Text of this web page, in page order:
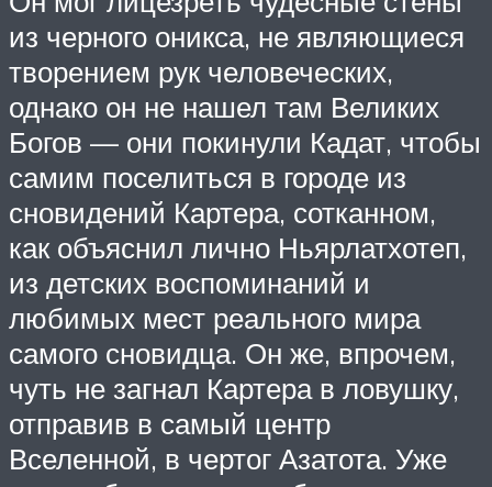
из черного оникса, не являющиеся
творением рук человеческих,
однако он не нашел там Великих
Богов — они покинули Кадат, чтобы
самим поселиться в городе из
сновидений Картера, сотканном,
как объяснил лично Ньярлатхотеп,
из детских воспоминаний и
любимых мест реального мира
самого сновидца. Он же, впрочем,
чуть не загнал Картера в ловушку,
отправив в самый центр
Вселенной, в чертог Азатота. Уже